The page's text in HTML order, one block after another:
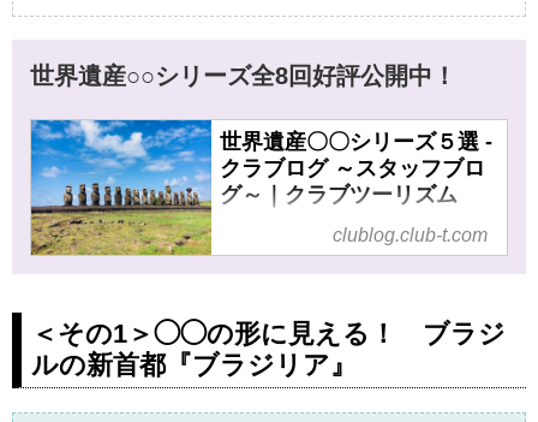
世界遺産○○シリーズ全8回好評公開中！
世界遺産〇〇シリーズ５選 -
クラブログ ～スタッフブロ
グ～｜クラブツーリズム
世界遺産〇〇シリーズ５選 の記
事一覧 - 仲間が広がる、旅が深
ツアー、国内ツアー、海外ツア
ーへ出かけましょう。北海道、
東北、関東、中部・北陸、近
clublog.club-t.com
＜その1＞◯◯の形に見える！ ブラジ
ルの新首都『ブラジリア』